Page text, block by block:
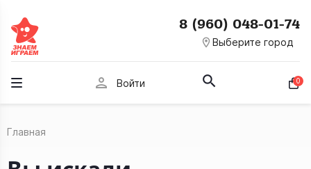
room Выберите город
8 (960) 048-01-74
person Войти 0
Главная